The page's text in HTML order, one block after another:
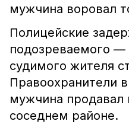
мужчина воровал
Полицейские
подозреваемого —
судимого жителя
Правоохранители
мужчина продавал
соседнем районе.